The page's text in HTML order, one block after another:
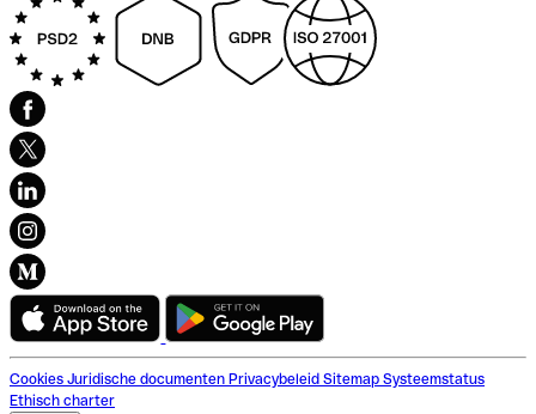
Cookies Juridische documenten Privacybeleid Sitemap Systeemstatus
Ethisch charter